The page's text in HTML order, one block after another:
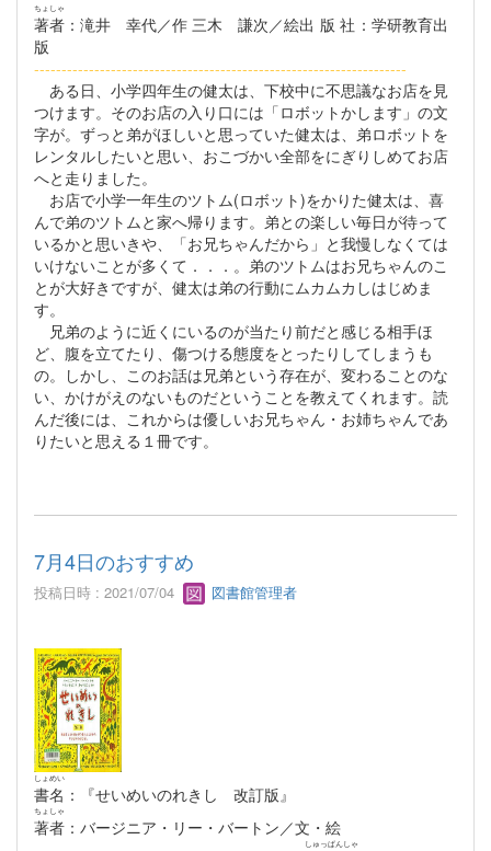
著者
ちょしゃ
：滝井 幸代／作 三木 謙次／絵出版社 ：学研教育出
版
--------------------------------------------------------------------
ある日、小学四年生の健太は、下校中に不思議なお店を見
つけます。そのお店の入り口には「ロボットかします」の文
字が。ずっと弟がほしいと思っていた健太は、弟ロボットを
レンタルしたいと思い、おこづかい全部をにぎりしめてお店
へと走りました。
お店で小学一年生のツトム(ロボット)をかりた健太は、喜
んで弟のツトムと家へ帰ります。弟との楽しい毎日が待って
いるかと思いきや、「お兄ちゃんだから」と我慢しなくては
いけないことが多くて．．．。弟のツトムはお兄ちゃんのこ
とが大好きですが、健太は弟の行動にムカムカしはじめま
す。
兄弟のように近くにいるのが当たり前だと感じる相手ほ
ど、腹を立てたり、傷つける態度をとったりしてしまうも
の。しかし、このお話は兄弟という存在が、変わることのな
い、かけがえのないものだということを教えてくれます。読
んだ後には、これからは優しいお兄ちゃん・お姉ちゃんであ
りたいと思える１冊です。
7月4日のおすすめ
投稿日時 : 2021/07/04 図書館管理者
書名
しょめい
：『せいめいのれきし 改訂版』
著者
ちょしゃ
：バージニア・リー・バートン／文・絵
しゅっぱんしゃ